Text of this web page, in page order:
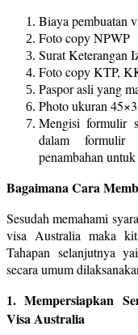
Biaya pembuatan
Foto copy NPWP
Surat Keterangan
Foto copy KTP,
Paspor asli yang
Photo ukuran
Mengisi formulir
dalam formulir
penambahan
Bagaimana Cara
Sesudah memahami
visa Australia maka
Tahapan selanjutnya
secara umum
1. Mempersiapkan
Visa Australia